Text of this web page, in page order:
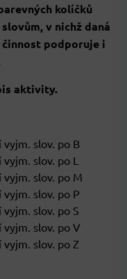
kolíčků
v nichž daná
činnost podporuje i
aktivity.
slov. po B
slov. po L
slov. po M
slov. po P
slov. po S
slov. po V
slov. po Z